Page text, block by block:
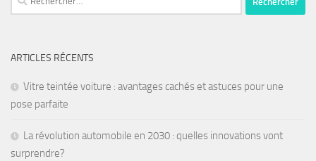
ARTICLES RÉCENTS
Vitre teintée voiture : avantages cachés et astuces pour une
pose parfaite
La révolution automobile en 2030 : quelles innovations vont
surprendre?